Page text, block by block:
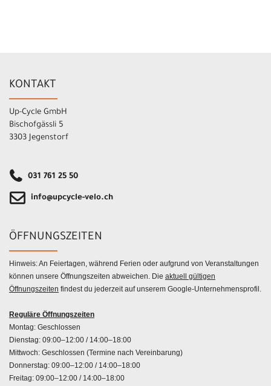
KONTAKT
Up-Cycle GmbH
Bischofgässli 5
3303 Jegenstorf
031 761 25 50
info@upcycle-velo.ch
ÖFFNUNGSZEITEN
Hinweis: An Feiertagen, während Ferien oder aufgrund von Veranstaltungen
können unsere Öffnungszeiten abweichen. Die aktuell gültigen
Öffnungszeiten findest du jederzeit auf unserem Google-Unternehmensprofil.
Reguläre Öffnungszeiten
Montag: Geschlossen
Dienstag: 09:00–12:00 / 14:00–18:00
Mittwoch: Geschlossen (Termine nach Vereinbarung)
Donnerstag: 09:00–12:00 / 14:00–18:00
Freitag: 09:00–12:00 / 14:00–18:00